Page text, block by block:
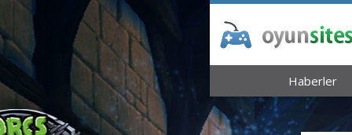
Haberler